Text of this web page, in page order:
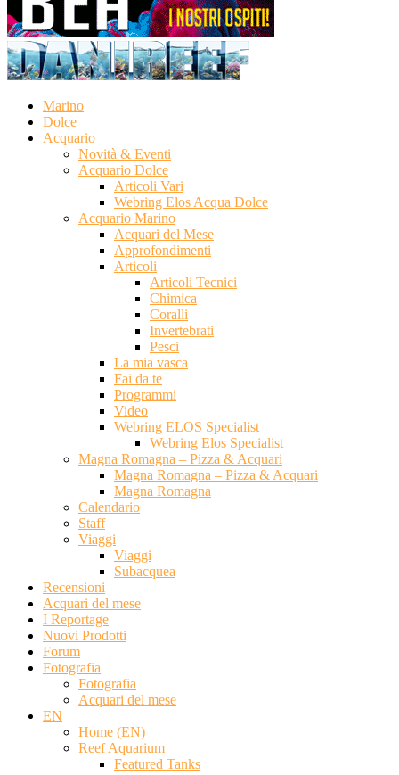
Marino
Dolce
Acquario
Novità & Eventi
Acquario Dolce
Articoli Vari
Webring Elos Acqua Dolce
Acquario Marino
Acquari del Mese
Approfondimenti
Articoli
Articoli Tecnici
Chimica
Coralli
Invertebrati
Pesci
La mia vasca
Fai da te
Programmi
Video
Webring ELOS Specialist
Webring Elos Specialist
Magna Romagna – Pizza & Acquari
Magna Romagna – Pizza & Acquari
Magna Romagna
Calendario
Staff
Viaggi
Viaggi
Subacquea
Recensioni
Acquari del mese
I Reportage
Nuovi Prodotti
Forum
Fotografia
Fotografia
Acquari del mese
EN
Home (EN)
Reef Aquarium
Featured Tanks